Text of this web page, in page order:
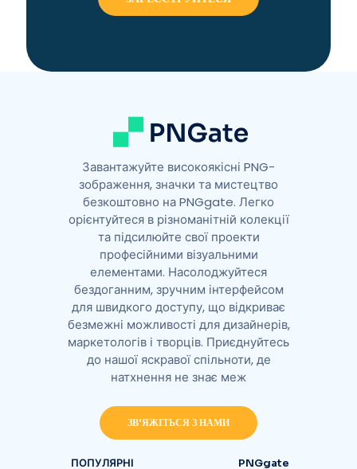
Завантажуйте високоякісні PNG-
зображення, значки та мистецтво
безкоштовно на PNGgate. Легко
орієнтуйтеся в різноманітній колекції
та підсилюйте свої проекти
професійними візуальними
елементами. Насолоджуйтеся
бездоганним, зручним інтерфейсом
для швидкого доступу, що відкриває
безмежні можливості для дизайнерів,
маркетологів і творців. Приєднуйтесь
до нашої яскравої спільноти, де
натхнення не знає меж
ЗВ'ЯЖІТЬСЯ З НАМИ
ПОПУЛЯРНІ PNGgate